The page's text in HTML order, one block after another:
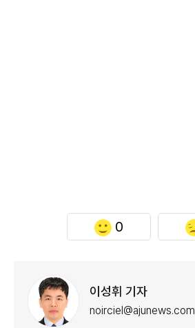
0
이성휘 기자
noirciel@ajunews.com